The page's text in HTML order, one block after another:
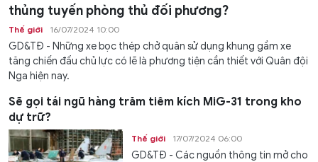
thủng tuyến phòng thủ đối phương?
Thế giới 16/07/2024 10:00
GD&TĐ - Những xe bọc thép chở quân sử dụng khung gầm xe
tăng chiến đấu chủ lực có lẽ là phương tiện cần thiết với Quân đội
Nga hiện nay.
Sẽ gọi tái ngũ hàng trăm tiêm kích MiG-31 trong kho
dự trữ?
Thế giới 17/07/2024 06:00
GD&TĐ - Các nguồn thông tin mở cho